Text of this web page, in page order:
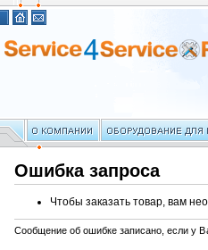
Ошибка запроса
Чтобы заказать товар, вам
Сообщение об ошибке записано, если у